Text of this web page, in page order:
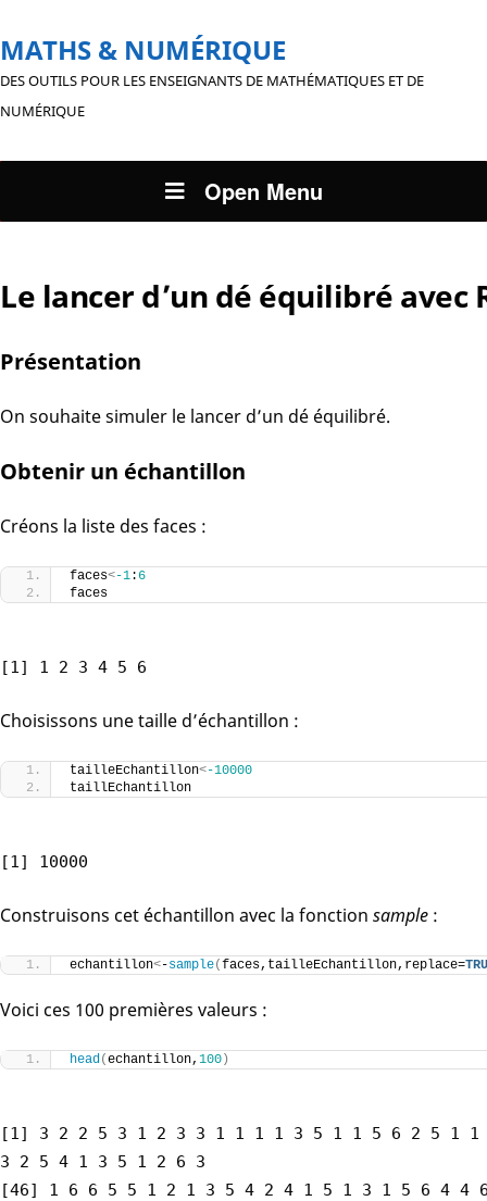
MATHS & NUMÉRIQUE
DES OUTILS POUR LES ENSEIGNANTS DE MATHÉMATIQUES ET DE
NUMÉRIQUE
Open Menu
Le lancer d’un dé équilibré avec
Présentation
On souhaite simuler le lancer d’un dé équilibré.
Obtenir un échantillon
Créons la liste des faces :
faces<-1: 6
faces
[1] 1 2 3 4 5 6
Choisissons une taille d’échantillon :
tailleEchantillon<-10000
taillEchantillon
[1] 10000
Construisons cet échantillon avec la fonction sample :
echantillon<-sample(faces,tailleEchantillon,replace=
Voici ces 100 premières valeurs :
head(echantillon, 100 )
[1] 3 2 2 5 3 1 2 3 3 1 1 1 1 3 5 1 1 5 6 2 5 1
3 2 5 4 1 3 5 1 2 6 3
[46] 1 6 6 5 5 1 2 1 3 5 4 2 4 1 5 1 3 1 5 6 4 4